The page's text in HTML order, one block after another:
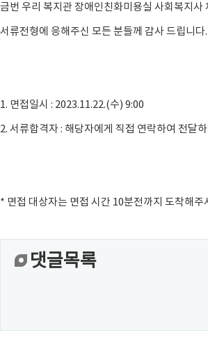
금번 우리 복지관 장애인친화미용실 사회복지
서류전형에 응해주신 모든 분들께 감사 드립니다.
1. 면접일시 : 2023.11.22.(수) 9:00
2. 서류합격자 : 해당자에게 직접 연락하여 전달
* 면접 대상자는 면접 시간 10분전까지 도착해주
댓글목록